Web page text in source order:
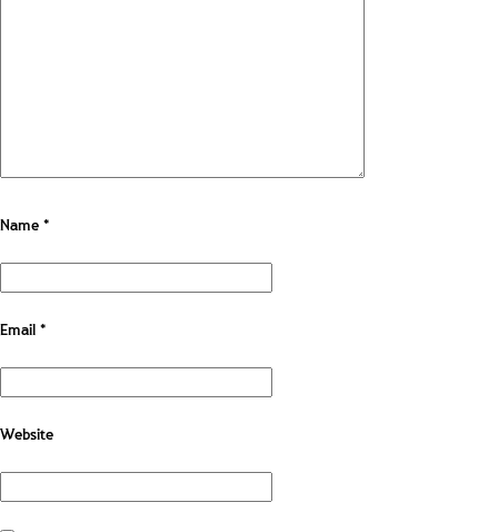
Name*
Email*
Website